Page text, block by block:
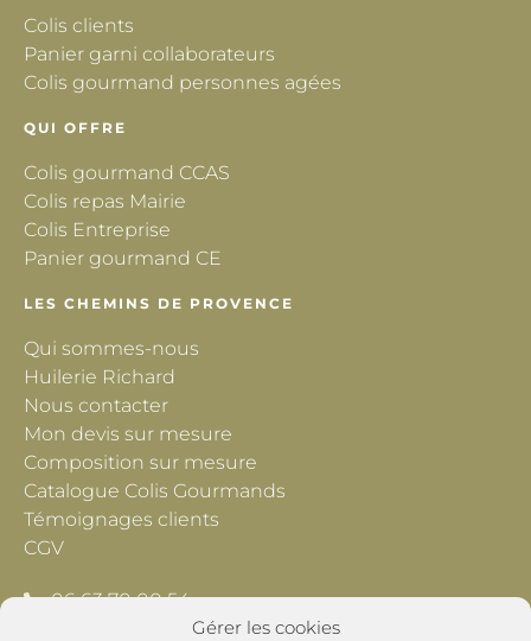
Gérer les cookies
Colis clients
Panier garni collaborateurs
Colis gourmand personnes agées
QUI OFFRE
Colis gourmand CCAS
Colis repas Mairie
Colis Entreprise
Panier gourmand CE
LES CHEMINS DE PROVENCE
Qui sommes-nous
Huilerie Richard
Nous contacter
Mon devis sur mesure
Composition sur mesure
Catalogue Colis Gourmands
Témoignages clients
CGV
06 63 70 00 54
contact@lescheminsdeprovence.com